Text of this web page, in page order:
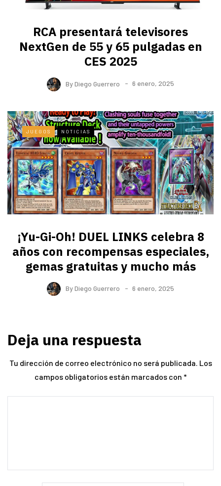
RCA presentará televisores
NextGen de 55 y 65 pulgadas en
CES 2025
ByDiego Guerrero 6 enero, 2025
JUEGOS NOTICIAS
¡Yu-Gi-Oh! DUEL LINKS celebra 8
años con recompensas especiales,
gemas gratuitas y mucho más
ByDiego Guerrero 6 enero, 2025
Deja una respuesta
Tu dirección de correo electrónico no será publicada. Los
campos obligatorios están marcados con *